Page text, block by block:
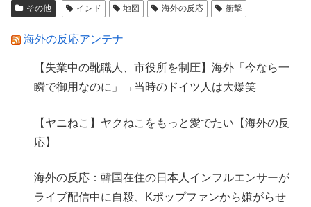
その他 インド 地図 海外の反応 衝撃
海外の反応アンテナ
【失業中の靴職人、市役所を制圧】海外「今なら一
瞬で御用なのに」→当時のドイツ人は大爆笑
【ヤニねこ】ヤクねこをもっと愛でたい【海外の反
応】
海外の反応：韓国在住の日本人インフルエンサーが
ライブ配信中に自殺、Kポップファンから嫌がらせ